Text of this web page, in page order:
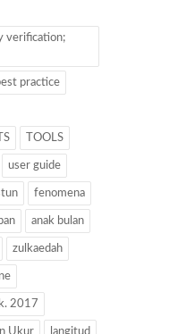
verification;
practice
TOOLS
user guide
fenomena
anak bulan
zulkaedah
2017
Ukur langitud